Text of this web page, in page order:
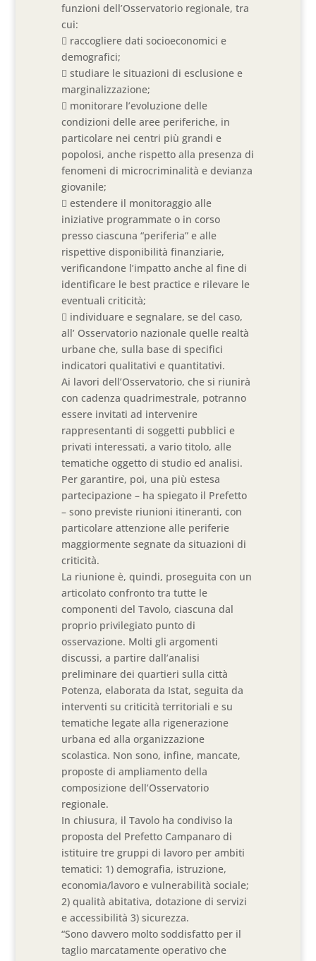
funzioni dell’Osservatorio regionale, tra
cui:
 raccogliere dati socioeconomici e
demografici;
 studiare le situazioni di esclusione e
marginalizzazione;
 monitorare l’evoluzione delle
condizioni delle aree periferiche, in
particolare nei centri più grandi e
popolosi, anche rispetto alla presenza di
fenomeni di microcriminalità e devianza
giovanile;
 estendere il monitoraggio alle
iniziative programmate o in corso
presso ciascuna “periferia” e alle
rispettive disponibilità finanziarie,
verificandone l’impatto anche al fine di
identificare le best practice e rilevare le
eventuali criticità;
 individuare e segnalare, se del caso,
all’ Osservatorio nazionale quelle realtà
urbane che, sulla base di specifici
indicatori qualitativi e quantitativi.
Ai lavori dell’Osservatorio, che si riunirà
con cadenza quadrimestrale, potranno
essere invitati ad intervenire
rappresentanti di soggetti pubblici e
privati interessati, a vario titolo, alle
tematiche oggetto di studio ed analisi.
Per garantire, poi, una più estesa
partecipazione – ha spiegato il Prefetto
– sono previste riunioni itineranti, con
particolare attenzione alle periferie
maggiormente segnate da situazioni di
criticità.
La riunione è, quindi, proseguita con un
articolato confronto tra tutte le
componenti del Tavolo, ciascuna dal
proprio privilegiato punto di
osservazione. Molti gli argomenti
discussi, a partire dall’analisi
preliminare dei quartieri sulla città
Potenza, elaborata da Istat, seguita da
interventi su criticità territoriali e su
tematiche legate alla rigenerazione
urbana ed alla organizzazione
scolastica. Non sono, infine, mancate,
proposte di ampliamento della
composizione dell’Osservatorio
regionale.
In chiusura, il Tavolo ha condiviso la
proposta del Prefetto Campanaro di
istituire tre gruppi di lavoro per ambiti
tematici: 1) demografia, istruzione,
economia/lavoro e vulnerabilità sociale;
2) qualità abitativa, dotazione di servizi
e accessibilità 3) sicurezza.
“Sono davvero molto soddisfatto per il
taglio marcatamente operativo che